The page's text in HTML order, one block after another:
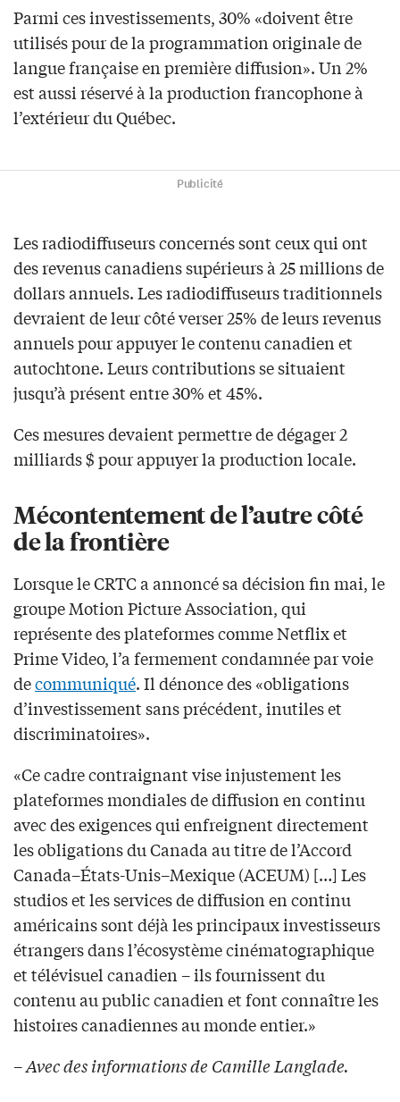
Parmi ces investissements, 30% «doivent être
utilisés pour de la programmation originale de
langue française en première diffusion». Un 2%
est aussi réservé à la production francophone à
l’extérieur du Québec.
Publicité
Les radiodiffuseurs concernés sont ceux qui ont
des revenus canadiens supérieurs à 25 millions de
dollars annuels. Les radiodiffuseurs traditionnels
devraient de leur côté verser 25% de leurs revenus
annuels pour appuyer le contenu canadien et
autochtone. Leurs contributions se situaient
jusqu’à présent entre 30% et 45%.
Ces mesures devaient permettre de dégager 2
milliards $ pour appuyer la production locale.
Mécontentement de l’autre côté
de la frontière
Lorsque le CRTC a annoncé sa décision fin mai, le
groupe Motion Picture Association, qui
représente des plateformes comme Netflix et
Prime Video, l’a fermement condamnée par voie
decommuniqué. Il dénonce des «obligations
d’investissement sans précédent, inutiles et
discriminatoires».
«Ce cadre contraignant vise injustement les
plateformes mondiales de diffusion en continu
avec des exigences qui enfreignent directement
les obligations du Canada au titre de l’Accord
Canada–États-Unis–Mexique (ACEUM) […] Les
studios et les services de diffusion en continu
américains sont déjà les principaux investisseurs
étrangers dans l’écosystème cinématographique
et télévisuel canadien – ils fournissent du
contenu au public canadien et font connaître les
histoires canadiennes au monde entier.»
–Avec des informations de Camille Langlade.